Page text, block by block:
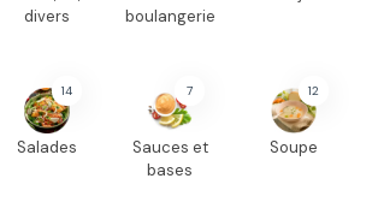
divers
boulangerie
14
Salades
7
Sauces et
bases
12
Soupe